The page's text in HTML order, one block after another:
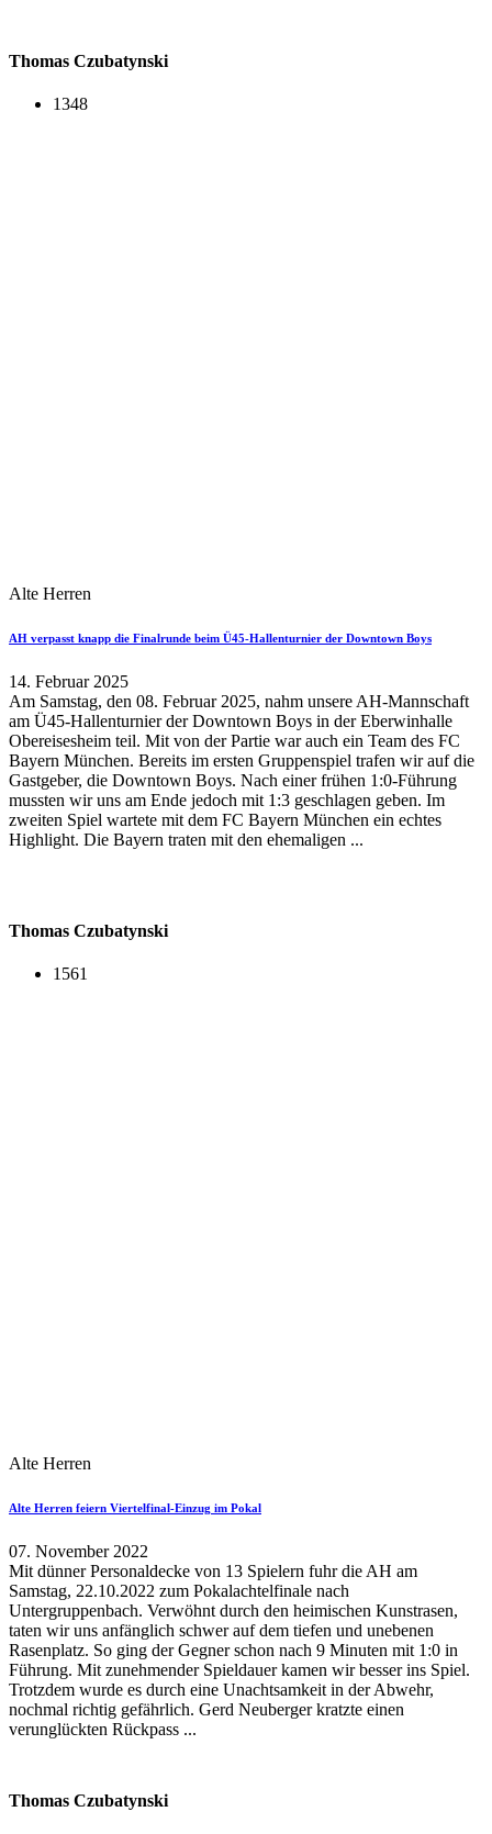
Thomas Czubatynski
1348
Alte Herren
AH verpasst knapp die Finalrunde beim Ü45-Hallenturnier der Downtown Boys
14. Februar 2025
Am Samstag, den 08. Februar 2025, nahm unsere AH-Mannschaft
am Ü45-Hallenturnier der Downtown Boys in der Eberwinhalle
Obereisesheim teil. Mit von der Partie war auch ein Team des FC
Bayern München. Bereits im ersten Gruppenspiel trafen wir auf die
Gastgeber, die Downtown Boys. Nach einer frühen 1:0-Führung
mussten wir uns am Ende jedoch mit 1:3 geschlagen geben. Im
zweiten Spiel wartete mit dem FC Bayern München ein echtes
Highlight. Die Bayern traten mit den ehemaligen ...
Thomas Czubatynski
1561
Alte Herren
Alte Herren feiern Viertelfinal-Einzug im Pokal
07. November 2022
Mit dünner Personaldecke von 13 Spielern fuhr die AH am
Samstag, 22.10.2022 zum Pokalachtelfinale nach
Untergruppenbach. Verwöhnt durch den heimischen Kunstrasen,
taten wir uns anfänglich schwer auf dem tiefen und unebenen
Rasenplatz. So ging der Gegner schon nach 9 Minuten mit 1:0 in
Führung. Mit zunehmender Spieldauer kamen wir besser ins Spiel.
Trotzdem wurde es durch eine Unachtsamkeit in der Abwehr,
nochmal richtig gefährlich. Gerd Neuberger kratzte einen
verunglückten Rückpass ...
Thomas Czubatynski